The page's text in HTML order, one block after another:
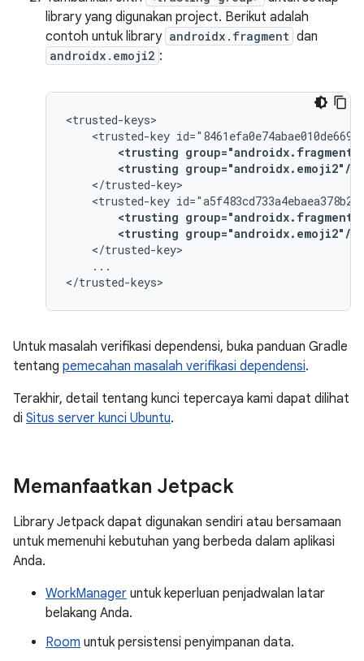
library yang digunakan project. Berikut adalah
contoh untuk library androidx.fragment dan
androidx.emoji2 :
<trusted-key
<trusting
<trusting group="androidx.emoji2"/>
<trusted-key
<trusting
<trusting group="androidx.emoji2"/>
...
Untuk masalah verifikasi dependensi, buka panduan Gradle
tentang pemecahan masalah verifikasi dependensi.
Terakhir, detail tentang kunci tepercaya kami dapat dilihat
di Situs server kunci Ubuntu.
Memanfaatkan Jetpack
Library Jetpack dapat digunakan sendiri atau bersamaan
untuk memenuhi kebutuhan yang berbeda dalam aplikasi
Anda.
WorkManager untuk keperluan penjadwalan latar
belakang Anda.
Room untuk persistensi penyimpanan data.